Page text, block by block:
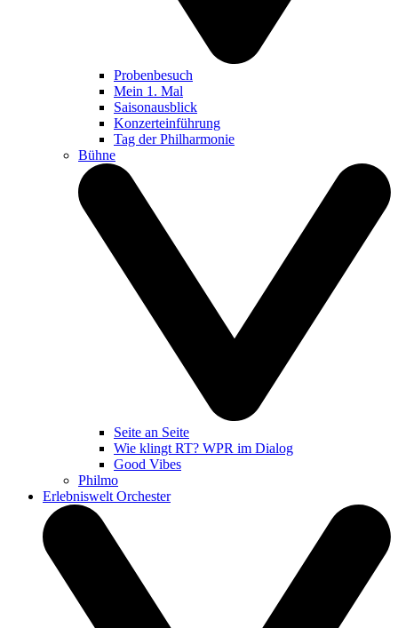
Probenbesuch
Mein 1. Mal
Saisonausblick
Konzerteinführung
Tag der Philharmonie
Bühne
Seite an Seite
Wie klingt RT? WPR im Dialog
Good Vibes
Philmo
Erlebniswelt Orchester